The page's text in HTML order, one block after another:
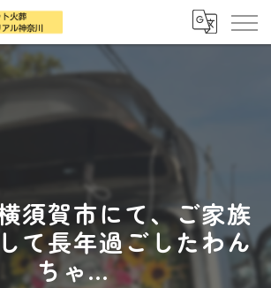
須賀市にて、ご家族
て長年過ごしたわん
ちゃ...